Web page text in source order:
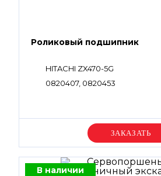
Роликовый подшипник
HITACHI ZX470-5G
0820407, 0820453
Уточняйте
В наличии